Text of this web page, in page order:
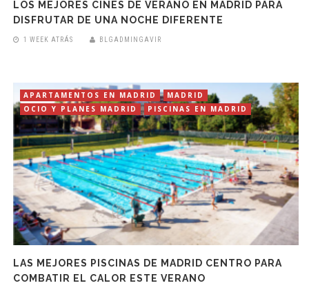
LOS MEJORES CINES DE VERANO EN MADRID PARA
DISFRUTAR DE UNA NOCHE DIFERENTE
1 WEEK ATRÁS BLGADMINGAVIR
APARTAMENTOS EN MADRID
MADRID
OCIO Y PLANES MADRID
PISCINAS EN MADRID
LAS MEJORES PISCINAS DE MADRID CENTRO PARA
COMBATIR EL CALOR ESTE VERANO